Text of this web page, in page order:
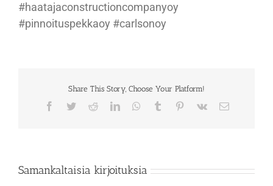
#haatajaconstructioncompanyoy
#pinnoituspekkaoy #carlsonoy
Share This Story, Choose Your Platform!
Facebook
TwitterRedditLinkedInWhatsApp
Tumblr Pinterest
Vk Sähköposti
Samankaltaisia kirjoituksia